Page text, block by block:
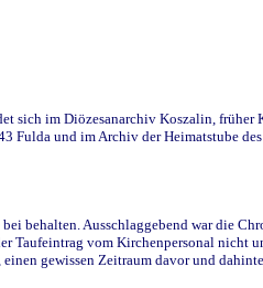
sich im Diözesanarchiv Koszalin,
Fulda und im Archiv der Heimatstube
behalten. Ausschlaggebend war die
Taufeintrag vom Kirchenpersonal
gewissen Zeitraum davor und